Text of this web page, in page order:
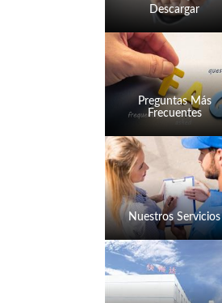
Descargar
Preguntas Más
Frecuentes
Nuestros Servicios